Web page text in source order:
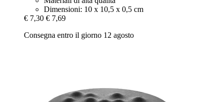
Dimensioni: 10 x 10,5 x 0,5 cm
€ 7,30 € 7,69
Consegna entro il giorno 12 agosto